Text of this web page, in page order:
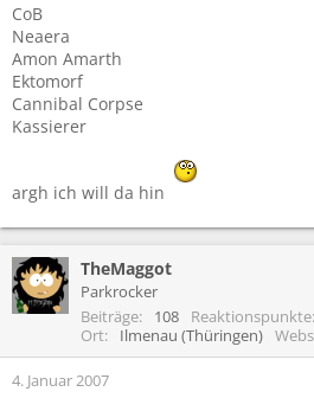
CoB
Neaera
Amon Amarth
Ektomorf
Cannibal Corpse
Kassierer
argh ich will da hin
TheMaggot
Parkrocker
Beiträge
108 Reaktionspunkte
Ort
Ilmenau (Thüringen)
4. Januar 2007